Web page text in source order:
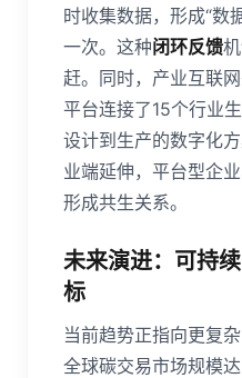
时收集数据，形成“数
一次。这种闭环反馈
赶。同时，产业互联
平台连接了15个行业
设计到生产的数字化
业端延伸，平台型企
形成共生关系。
未来演进：可持
标
当前趋势正指向更复
全球碳交易市场规模